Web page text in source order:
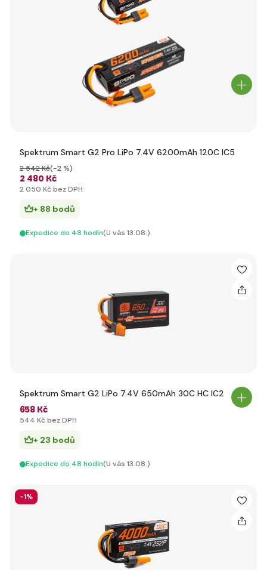
Spektrum Smart G2 Pro LiPo 7.4V 6200mAh 120C IC5
2 480 Kč
2 542 Kč(-2 %)
2 050 Kč bez DPH
+ 88 bodů
Expedice do 48 hodín(U vás 13.08.)
Spektrum Smart G2 LiPo 7.4V 650mAh 30C HC IC2
658 Kč
544 Kč bez DPH
+ 23 bodů
Expedice do 48 hodín(U vás 13.08.)
-1%